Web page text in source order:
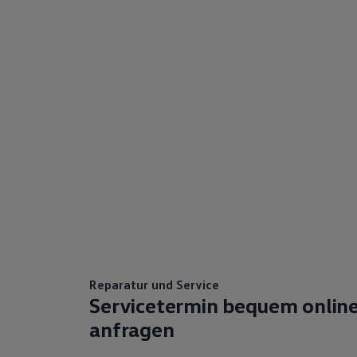
Reparatur und Service
Servicetermin bequem
anfragen